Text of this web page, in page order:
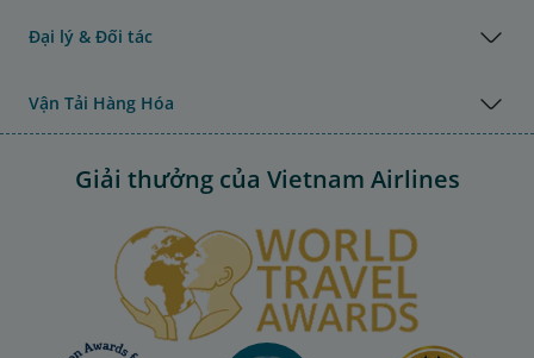
Đại lý & Đối tác
Vận Tải Hàng Hóa
Giải thưởng của Vietnam Airlines